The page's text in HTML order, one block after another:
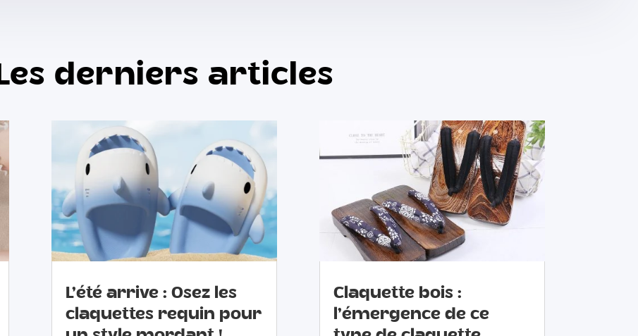
Les derniers articles
L’été arrive : Osez les
claquettes requin pour
Claquette bois :
l’émergence de ce